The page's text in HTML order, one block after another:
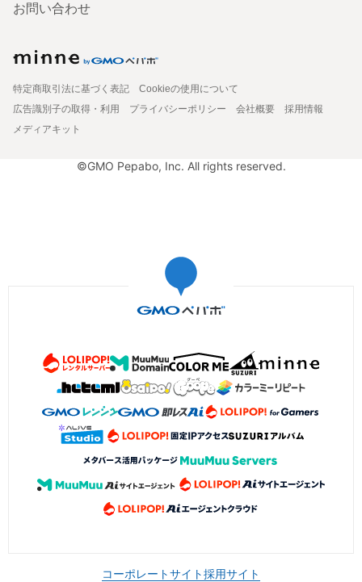
お問い合わせ
特定商取引法に基づく表記
Cookieの使用について
広告識別子の取得・利用
プライバシーポリシー 会社概要
採用情報
メディアキット
©GMO Pepabo, Inc. All rights reserved.
コーポレートサイト採用サイト